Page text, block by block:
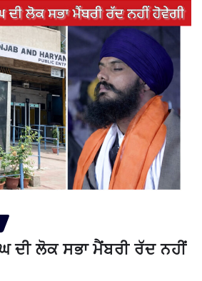
ਦੀ ਲੋਕ ਸਭਾ ਮੈਂਬਰੀ ਰੱਦ ਨਹੀਂ